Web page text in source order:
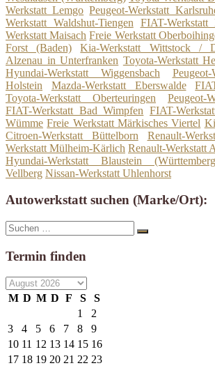
Werkstatt Lemgo Peugeot-Werkstatt
Werkstatt Waldshut-Tiengen
FIAT-Werkstatt
Werkstatt Maisach Freie Werkstatt
Forst (Baden)
Kia-Werkstatt Wittstock /
Alzenau in Unterfranken Toyota-Werkstatt
Hyundai-Werkstatt Wiggensbach
Holstein
Mazda-Werkstatt Eberswalde
Toyota-Werkstatt Oberteuringen
Peugeot-
FIAT-Werkstatt Bad Wimpfen FIAT-
Wümme Freie Werkstatt Märkisches Viertel
Citroen-Werkstatt Büttelborn
Renault-
Werkstatt Mülheim-Kärlich Renault-Werkstatt
Hyundai-Werkstatt Blaustein
Vellberg Nissan-Werkstatt Uhlenhorst
Autowerkstatt suchen (Marke/Ort):
Suche
nach:
Suchen
Termin finden
M D M D F S
S
1
2
3
4 5 6 7 8
9
10 11 12 13 14 15 16
17 18 19 20 21 22 23